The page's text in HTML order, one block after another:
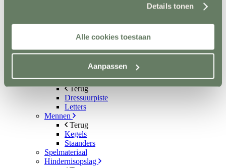
Details tonen
Alle cookies toestaan
Aanpassen
Lepels
Complete hindernisen
Sponsorhindernissen
Hindernis toebehoren
Dressuur
Terug
Dressuurpiste
Letters
Mennen
Terug
Kegels
Staanders
Spelmateriaal
Hindernisopslag